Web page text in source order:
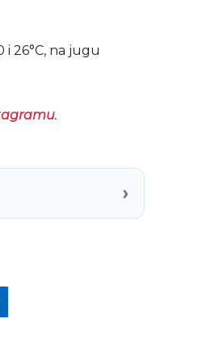
26°C, na jugu
.
›